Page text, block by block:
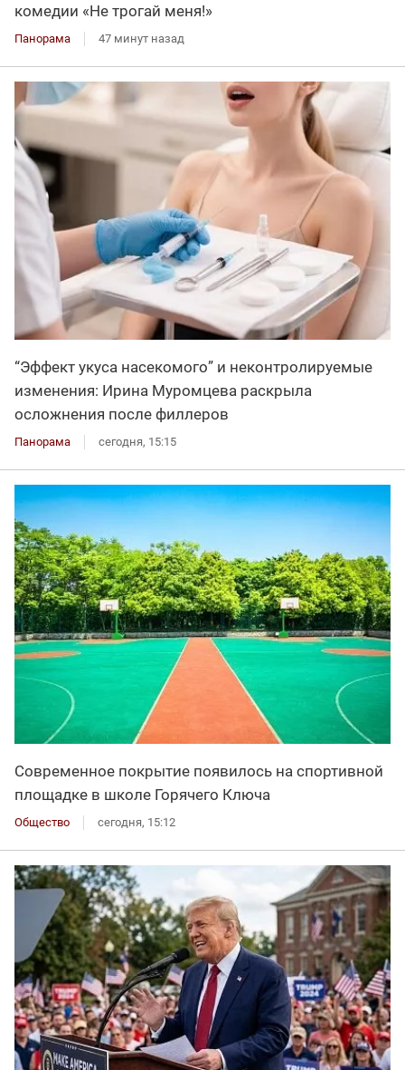
комедии «Не трогай меня!»
Панорама 47 минут назад
“Эффект укуса насекомого” и неконтролируемые
изменения: Ирина Муромцева раскрыла
осложнения после филлеров
Панорама сегодня, 15:15
Современное покрытие появилось на спортивной
площадке в школе Горячего Ключа
Общество сегодня, 15:12